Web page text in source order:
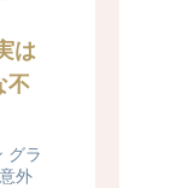
は
不
グラ
外